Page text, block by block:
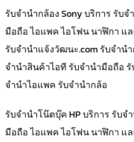
รับจำนำกล้อง Sony บริการ รับ
มือถือ ไอแพค ไอโฟน นาฬิกา แ
รับจํานําแจ้งวัฒนะ.com รับจำน
จำนำสินค้าไอที รับจำนำมือถือ
จำนำไอแพค รับจำนำกล้อ
รับจำนำโน๊ตบุ๊ค HP บริการ รับจ
มือถือ ไอแพค ไอโฟน นาฬิกา แ